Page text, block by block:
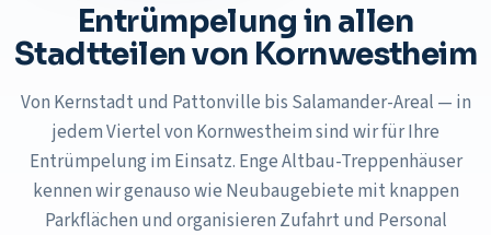
Entrümpelung in allen
Stadtteilen von Kornwestheim
Von Kernstadt und Pattonville bis Salamander-Areal — in
jedem Viertel von Kornwestheim sind wir für Ihre
Entrümpelung im Einsatz. Enge Altbau-Treppenhäuser
kennen wir genauso wie Neubaugebiete mit knappen
Parkflächen und organisieren Zufahrt und Personal